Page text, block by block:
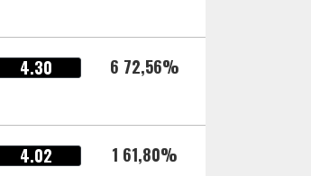
4.30 6 72,56%
4.02 1 61,80%